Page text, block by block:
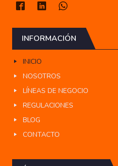
INFORMACIÓN
INICIO
NOSOTROS
LÍNEAS DE NEGOCIO
REGULACIONES
BLOG
CONTACTO